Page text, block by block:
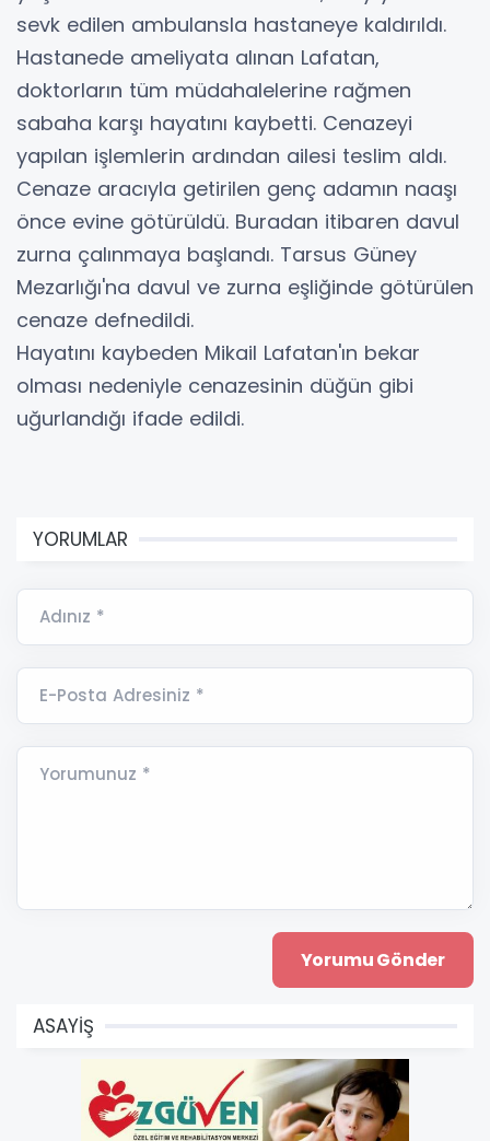
sevk edilen ambulansla hastaneye kaldırıldı.
Hastanede ameliyata alınan Lafatan,
doktorların tüm müdahalelerine rağmen
sabaha karşı hayatını kaybetti. Cenazeyi
yapılan işlemlerin ardından ailesi teslim aldı.
Cenaze aracıyla getirilen genç adamın naaşı
önce evine götürüldü. Buradan itibaren davul
zurna çalınmaya başlandı. Tarsus Güney
Mezarlığı'na davul ve zurna eşliğinde götürülen
cenaze defnedildi.
Hayatını kaybeden Mikail Lafatan'ın bekar
olması nedeniyle cenazesinin düğün gibi
uğurlandığı ifade edildi.
YORUMLAR
Adınız *
E-Posta Adresiniz *
Yorumunuz *
ASAYİŞ